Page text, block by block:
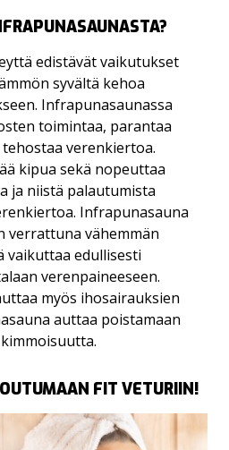
edistävät vaikutukset
syvältä kehoa
Infrapunasaunassa
toimintaa, parantaa
verenkiertoa.
kipua sekä nopeuttaa
ja niistä palautumista
Infrapunasauna
verrattuna vähemmän
vaikuttaa edullisesti
verenpaineeseen.
myös ihosairauksien
auttaa poistamaan
FIT VETURIIN!
SAUNAT
JA RYHMÄT